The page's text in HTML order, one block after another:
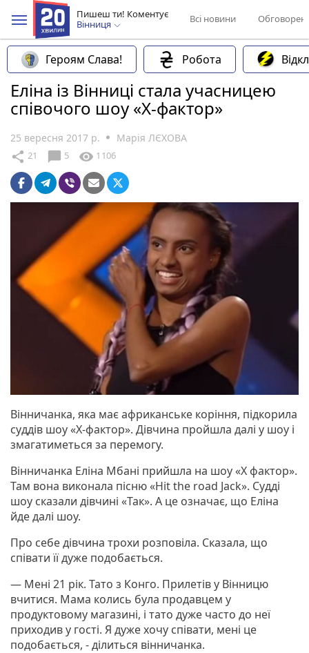
Пишеш ти! Коментує
Вінниця
Всі новини
Героям Слава! Робота
Еліна із Вінниці стала учасницею
співочого шоу «Х-фактор»
25 вересня 2017 р. Марія ЛЄХОВА
share 21 chat_bubble 5 visibility 1106
Вінничанка, яка має африканське коріння, підкорила
суддів шоу «Х-фактор». Дівчина пройшла далі у шоу і
змагатиметься за перемогу.
Вінничанка Еліна Мбані прийшла на шоу «Х фактор».
Там вона виконала пісню «Hit the road Jack». Судді
шоу сказали дівчині «Так». А це означає, що Еліна
йде далі шоу.
Про себе дівчина трохи розповіла. Сказала, що
співати її дуже подобається.
— Мені 21 рік. Тато з Конго. Прилетів у Вінницю
вчитися. Мама колись була продавцем у
продуктовому магазині, і тато дуже часто до неї
приходив у гості. Я дуже хочу співати, мені це
подобається, - ділиться вінничанка.